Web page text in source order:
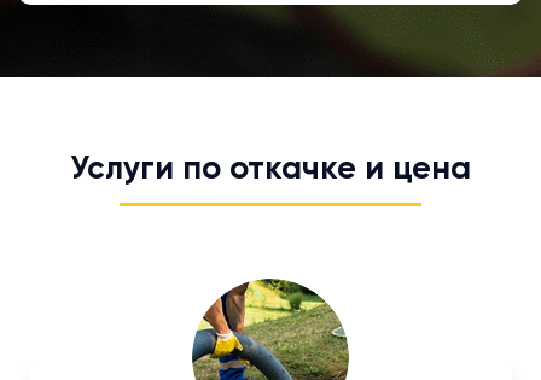
Услуги по откачке и цена